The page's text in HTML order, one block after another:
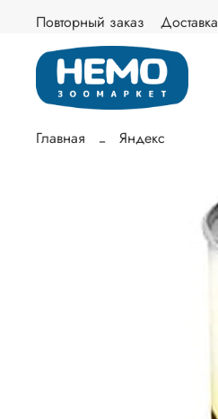
Повторный заказ Доставка
Главная
Яндекс